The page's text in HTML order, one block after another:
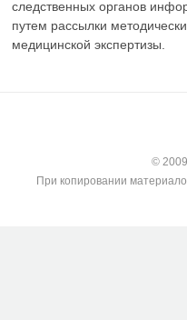
следственных органов
путем рассылки
медицинской экспертизы.
©
При копировании